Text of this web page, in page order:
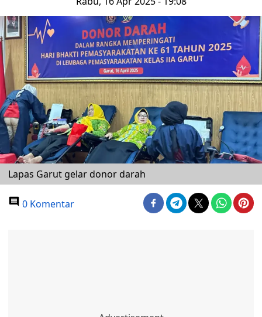
Lapas Garut gelar donor darah
0 Komentar